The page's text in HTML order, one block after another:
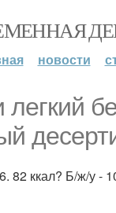
новости
82 ккал? Б/ж/у -